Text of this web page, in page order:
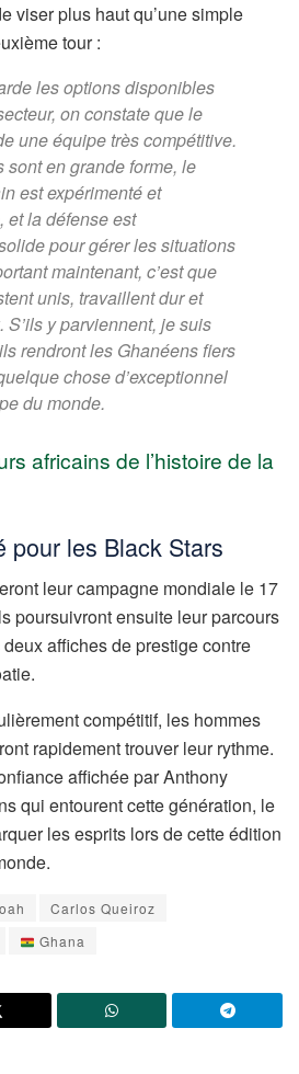
viser plus haut qu’une simple
tour :
les options disponibles
on constate que le
une équipe très compétitive.
sont en grande forme, le
est expérimenté et
et la défense est
pour gérer les situations
maintenant, c’est que
unis, travaillent dur et
S’ils y parviennent, je suis
rendront les Ghanéens fiers
chose d’exceptionnel
du monde.
africains de l’histoire de la
pour les Black Stars
leur campagne mondiale le 17
poursuivront ensuite leur parcours
affiches de prestige contre
compétitif, les hommes
rapidement trouver leur rythme.
affichée par Anthony
qui entourent cette génération, le
les esprits lors de cette édition
Carlos Queiroz
Ghana